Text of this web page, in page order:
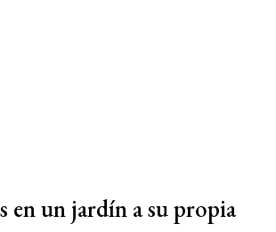
en un jardín a su propia